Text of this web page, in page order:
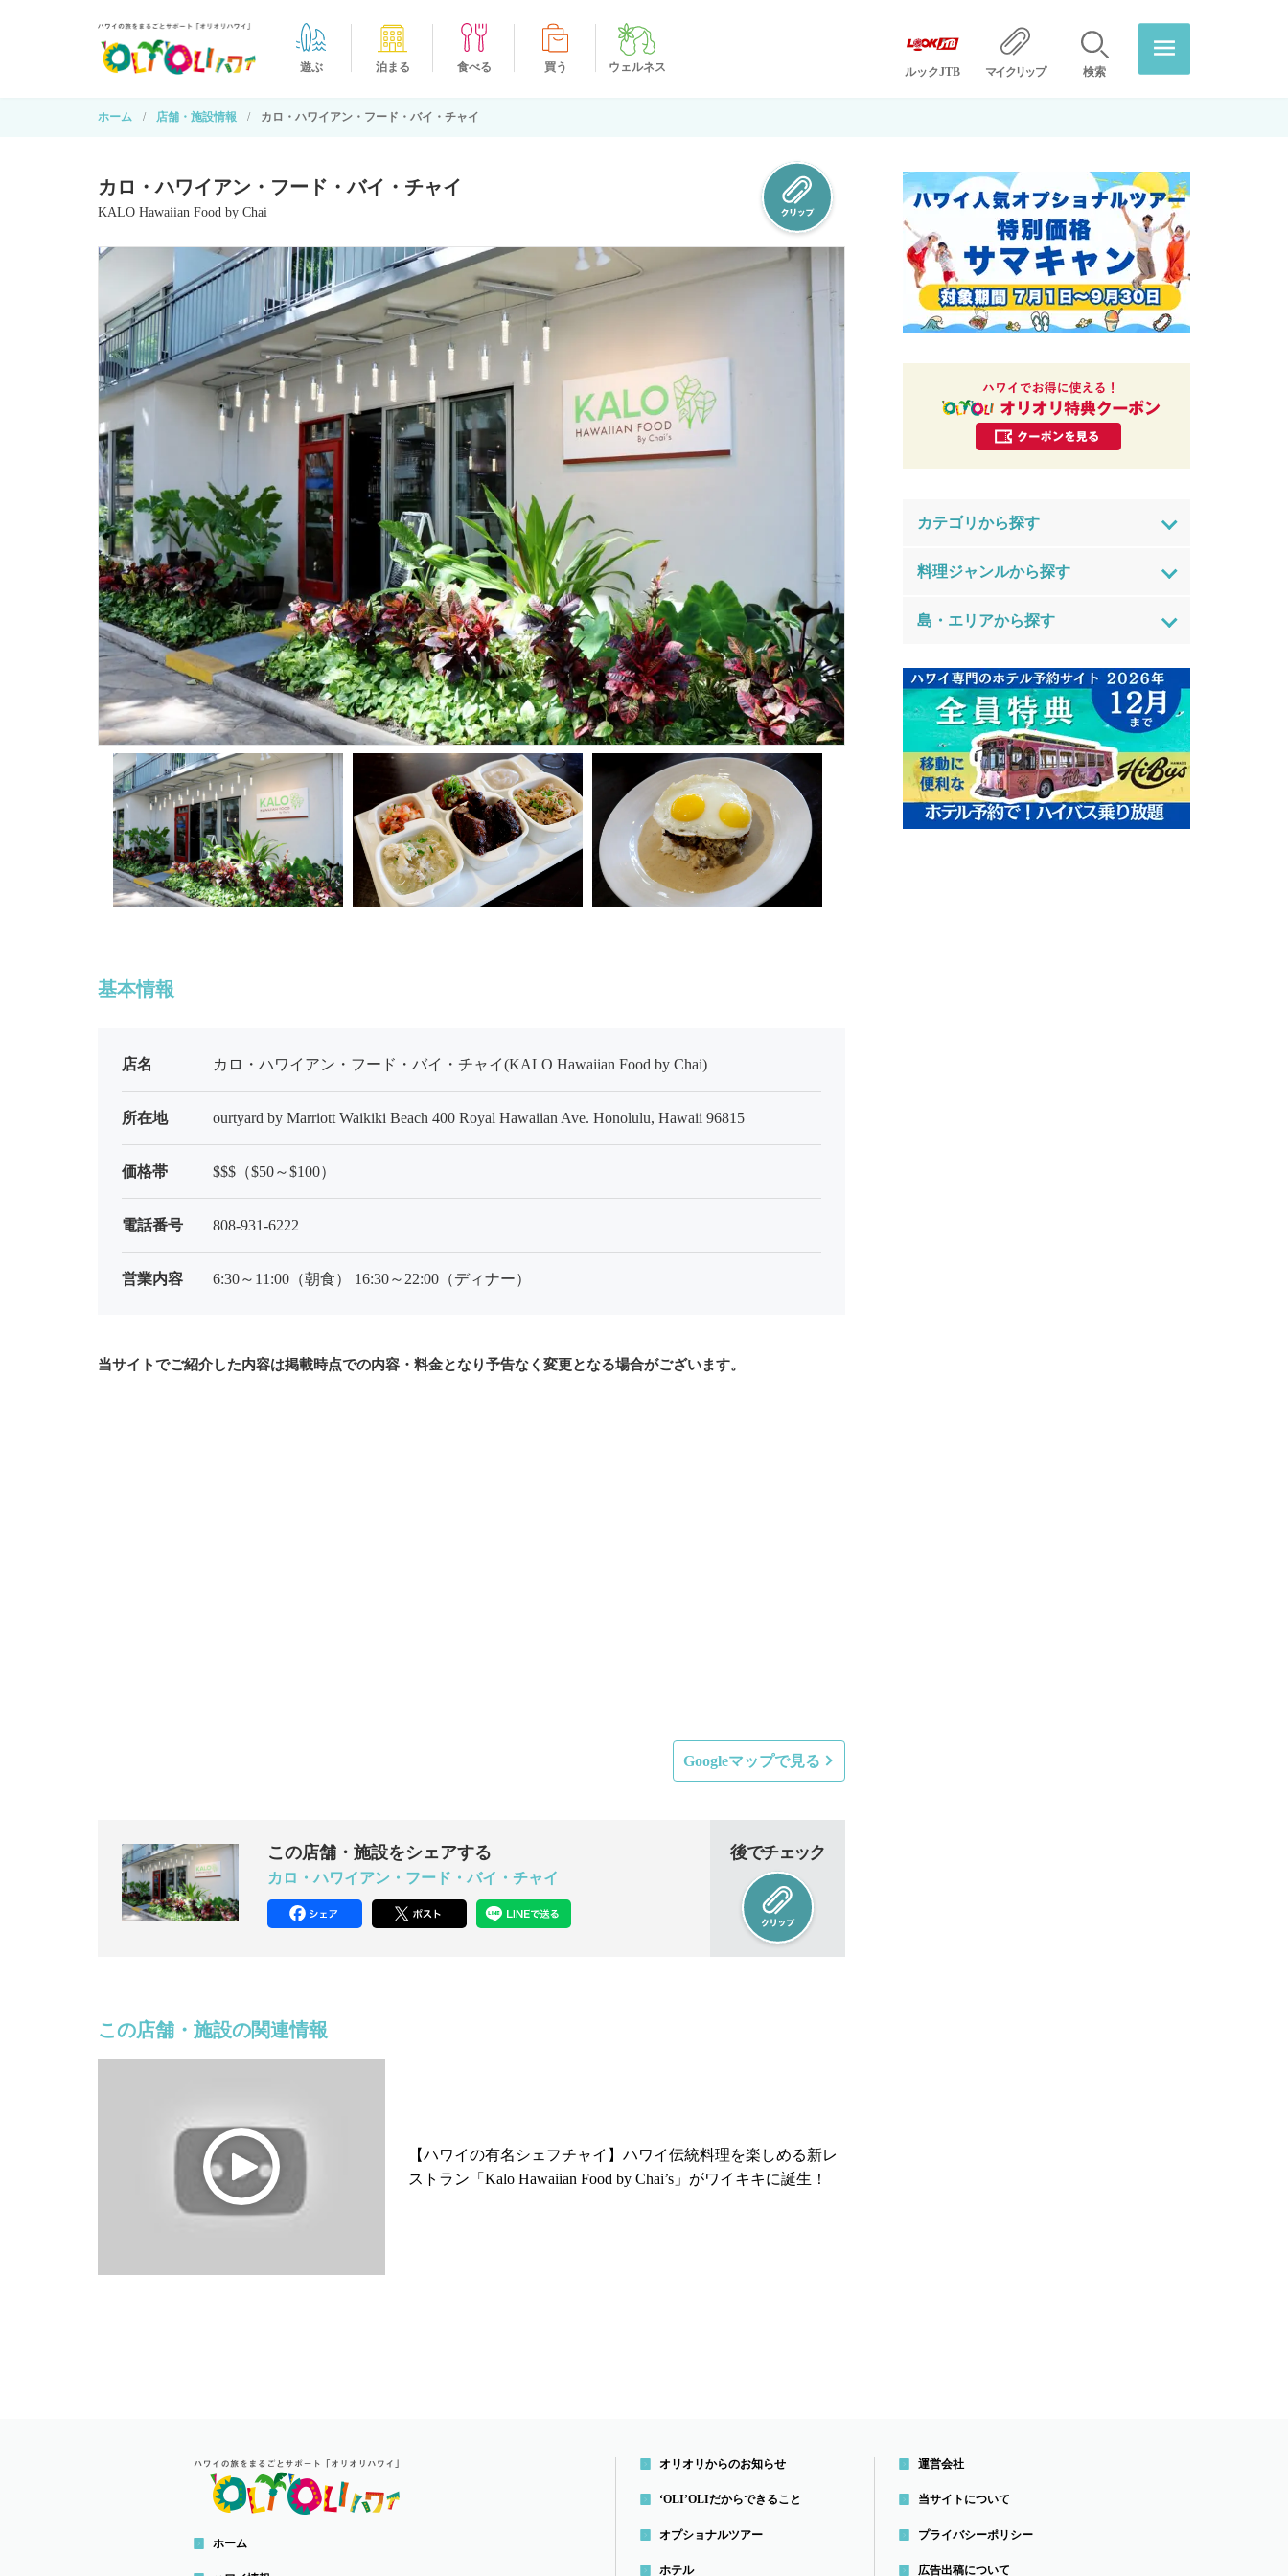
ルックJTB マイクリップ 検索
遊ぶ 泊まる 食べる 買う ウェルネス
ホーム 店舗・施設情報 カロ・ハワイアン・フード・バイ・チャイ
カロ・ハワイアン・フード・バイ・チャイ
KALO Hawaiian Food by Chai
基本情報
店名 カロ・ハワイアン・フード・バイ・チャイ(KALO Hawaiian Food by Chai)
所在地 ourtyard by Marriott Waikiki Beach 400 Royal Hawaiian Ave. Honolulu, Hawaii 96815
価格帯 $$$（$50～$100）
電話番号 808-931-6222
営業内容 6:30～11:00（朝食） 16:30～22:00（ディナー）
当サイトでご紹介した内容は掲載時点での内容・料金となり予告なく変更となる場合がございます。
Googleマップで見る
この店舗・施設をシェアする
カロ・ハワイアン・フード・バイ・チャイ
後でチェック
この店舗・施設の関連情報
【ハワイの有名シェフチャイ】ハワイ伝統料理を楽しめる新レ
ストラン「Kalo Hawaiian Food by Chai’s」がワイキキに誕生！
カテゴリから探す
料理ジャンルから探す
島・エリアから探す
ホーム
オリオリからのお知らせ
‘OLI’OLIだからできること
オプショナルツアー
ホテル
運営会社
当サイトについて
プライバシーポリシー
広告出稿について